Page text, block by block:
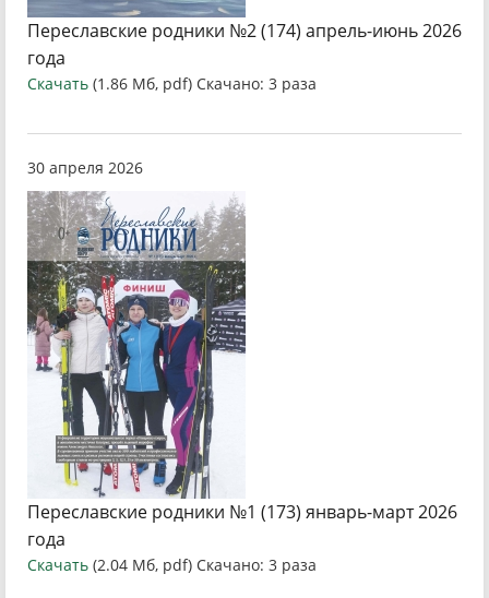
Переславские родники №2 (174) апрель-июнь 2026
года
Скачать (1.86 Мб, pdf) Скачано: 3 раза
30 апреля 2026
Переславские родники №1 (173) январь-март 2026
года
Скачать (2.04 Мб, pdf) Скачано: 3 раза